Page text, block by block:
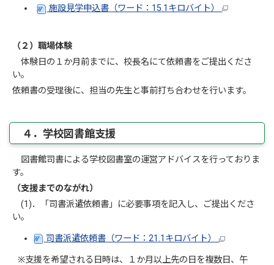
施設見学申込書（ワード：15.1キロバイト）
（２）職場体験
体験日の１か月前までに、校長名にて依頼書をご提出くださ
い。
依頼書の受理後に、担当の先生と事前打ち合わせを行います。
４．学校図書館支援
図書館司書による学校図書室の運営アドバイスを行っておりま
す。
（支援までのながれ）
(1)．「司書派遣依頼書」に必要事項を記入し、ご提出くださ
い。
司書派遣依頼書（ワード：21.1キロバイト）
※支援を希望される日時は、１か月以上先の日を複数日、午